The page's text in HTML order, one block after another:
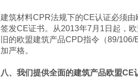
建筑材料CPR法规下的CE认证必须
签发CE证书。从2013年7月1日起，
旧的欧盟建筑产品CPD指令（89/
加严格。
八、我们提供全面的建筑产品欧盟CE